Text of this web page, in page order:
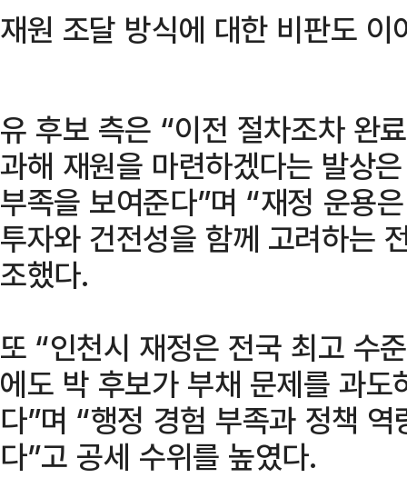
재원 조달 방식에 대한 비판도 이
유 후보 측은 “이전 절차조차 완
과해 재원을 마련하겠다는 발상
부족을 보여준다”며 “재정 운용
투자와 건전성을 함께 고려하는
조했다.
또 “인천시 재정은 전국 최고 수
에도 박 후보가 부채 문제를 과
다”며 “행정 경험 부족과 정책
다”고 공세 수위를 높였다.